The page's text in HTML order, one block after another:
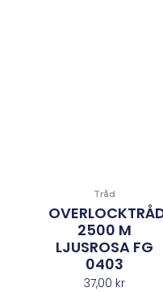
Tråd
2500 M
LJUSROSA FG
0403
37,00 kr